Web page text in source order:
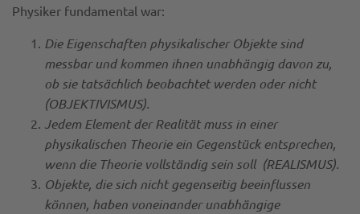
Physiker fundamental war:
Die Eigenschaften physikalischer Objekte sind
messbar und kommen ihnen unabhängig davon zu,
ob sie tatsächlich beobachtet werden oder nicht
(OBJEKTIVISMUS).
Jedem Element der Realität muss in einer
physikalischen Theorie ein Gegenstück entsprechen,
wenn die Theorie vollständig sein soll (REALISMUS).
Objekte, die sich nicht gegenseitig beeinflussen
können, haben voneinander unabhängige